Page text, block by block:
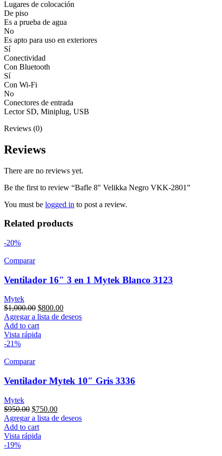
Lugares de colocación
De piso
Es a prueba de agua
No
Es apto para uso en exteriores
Sí
Conectividad
Con Bluetooth
Sí
Con Wi-Fi
No
Conectores de entrada
Lector SD, Miniplug, USB
Reviews (0)
Reviews
There are no reviews yet.
Be the first to review “Bafle 8″ Velikka Negro VKK-2801”
You must be logged in to post a review.
Related products
-20%
Comparar
Ventilador 16″ 3 en 1 Mytek Blanco 3123
Mytek
$1,000.00 $800.00
Agregar a lista de deseos
Add to cart
Vista rápida
-21%
Comparar
Ventilador Mytek 10″ Gris 3336
Mytek
$950.00 $750.00
Agregar a lista de deseos
Add to cart
Vista rápida
-19%